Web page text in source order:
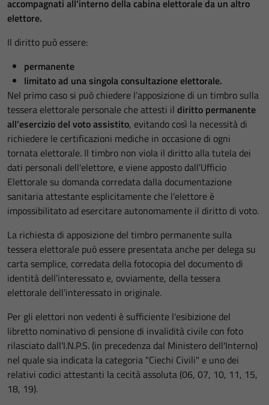
accompagnati all'interno della cabina elettorale da un altro
elettore.
Il diritto può essere:
permanente
limitato ad una singola consultazione elettorale.
Nel primo caso si può chiedere l’apposizione di un timbro sulla
tessera elettorale personale che attesti il diritto permanente
all’esercizio del voto assistito, evitando così la necessità di
richiedere le certificazioni mediche in occasione di ogni
tornata elettorale. Il timbro non viola il diritto alla tutela dei
dati personali dell'elettore, e viene apposto dall’Ufficio
Elettorale su domanda corredata dalla documentazione
sanitaria attestante esplicitamente che l’elettore è
impossibilitato ad esercitare autonomamente il diritto di voto.
La richiesta di apposizione del timbro permanente sulla
tessera elettorale può essere presentata anche per delega su
carta semplice, corredata della fotocopia del documento di
identità dell’interessato e, ovviamente, della tessera
elettorale dell’interessato in originale.
Per gli elettori non vedenti è sufficiente l'esibizione del
libretto nominativo di pensione di invalidità civile con foto
rilasciato dall'I.N.P.S. (in precedenza dal Ministero dell'Interno)
nel quale sia indicata la categoria "Ciechi Civili" e uno dei
relativi codici attestanti la cecità assoluta (06, 07, 10, 11, 15,
18, 19).